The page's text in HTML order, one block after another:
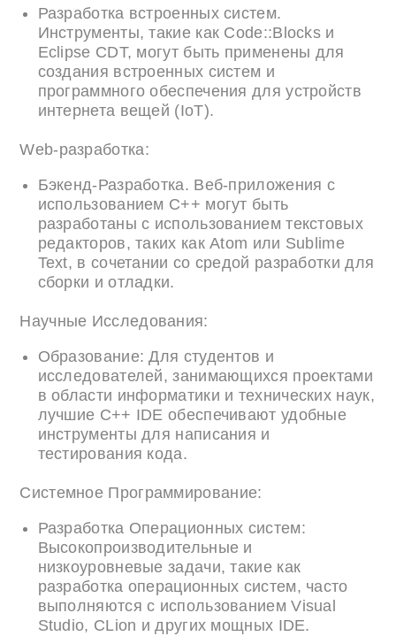
Разработка встроенных систем.
Инструменты, такие как Code::Blocks и
Eclipse CDT, могут быть применены для
создания встроенных систем и
программного обеспечения для устройств
интернета вещей (IoT).
Web-разработка:
Бэкенд-Разработка. Веб-приложения с
использованием C++ могут быть
разработаны с использованием текстовых
редакторов, таких как Atom или Sublime
Text, в сочетании со средой разработки для
сборки и отладки.
Научные Исследования:
Образование: Для студентов и
исследователей, занимающихся проектами
в области информатики и технических наук,
лучшие C++ IDE обеспечивают удобные
инструменты для написания и
тестирования кода.
Системное Программирование:
Разработка Операционных систем:
Высокопроизводительные и
низкоуровневые задачи, такие как
разработка операционных систем, часто
выполняются с использованием Visual
Studio, CLion и других мощных IDE.